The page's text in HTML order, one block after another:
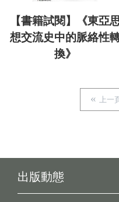
【書籍試閱】《東亞
想交流史中的脈絡性
換》
上一
出版動態